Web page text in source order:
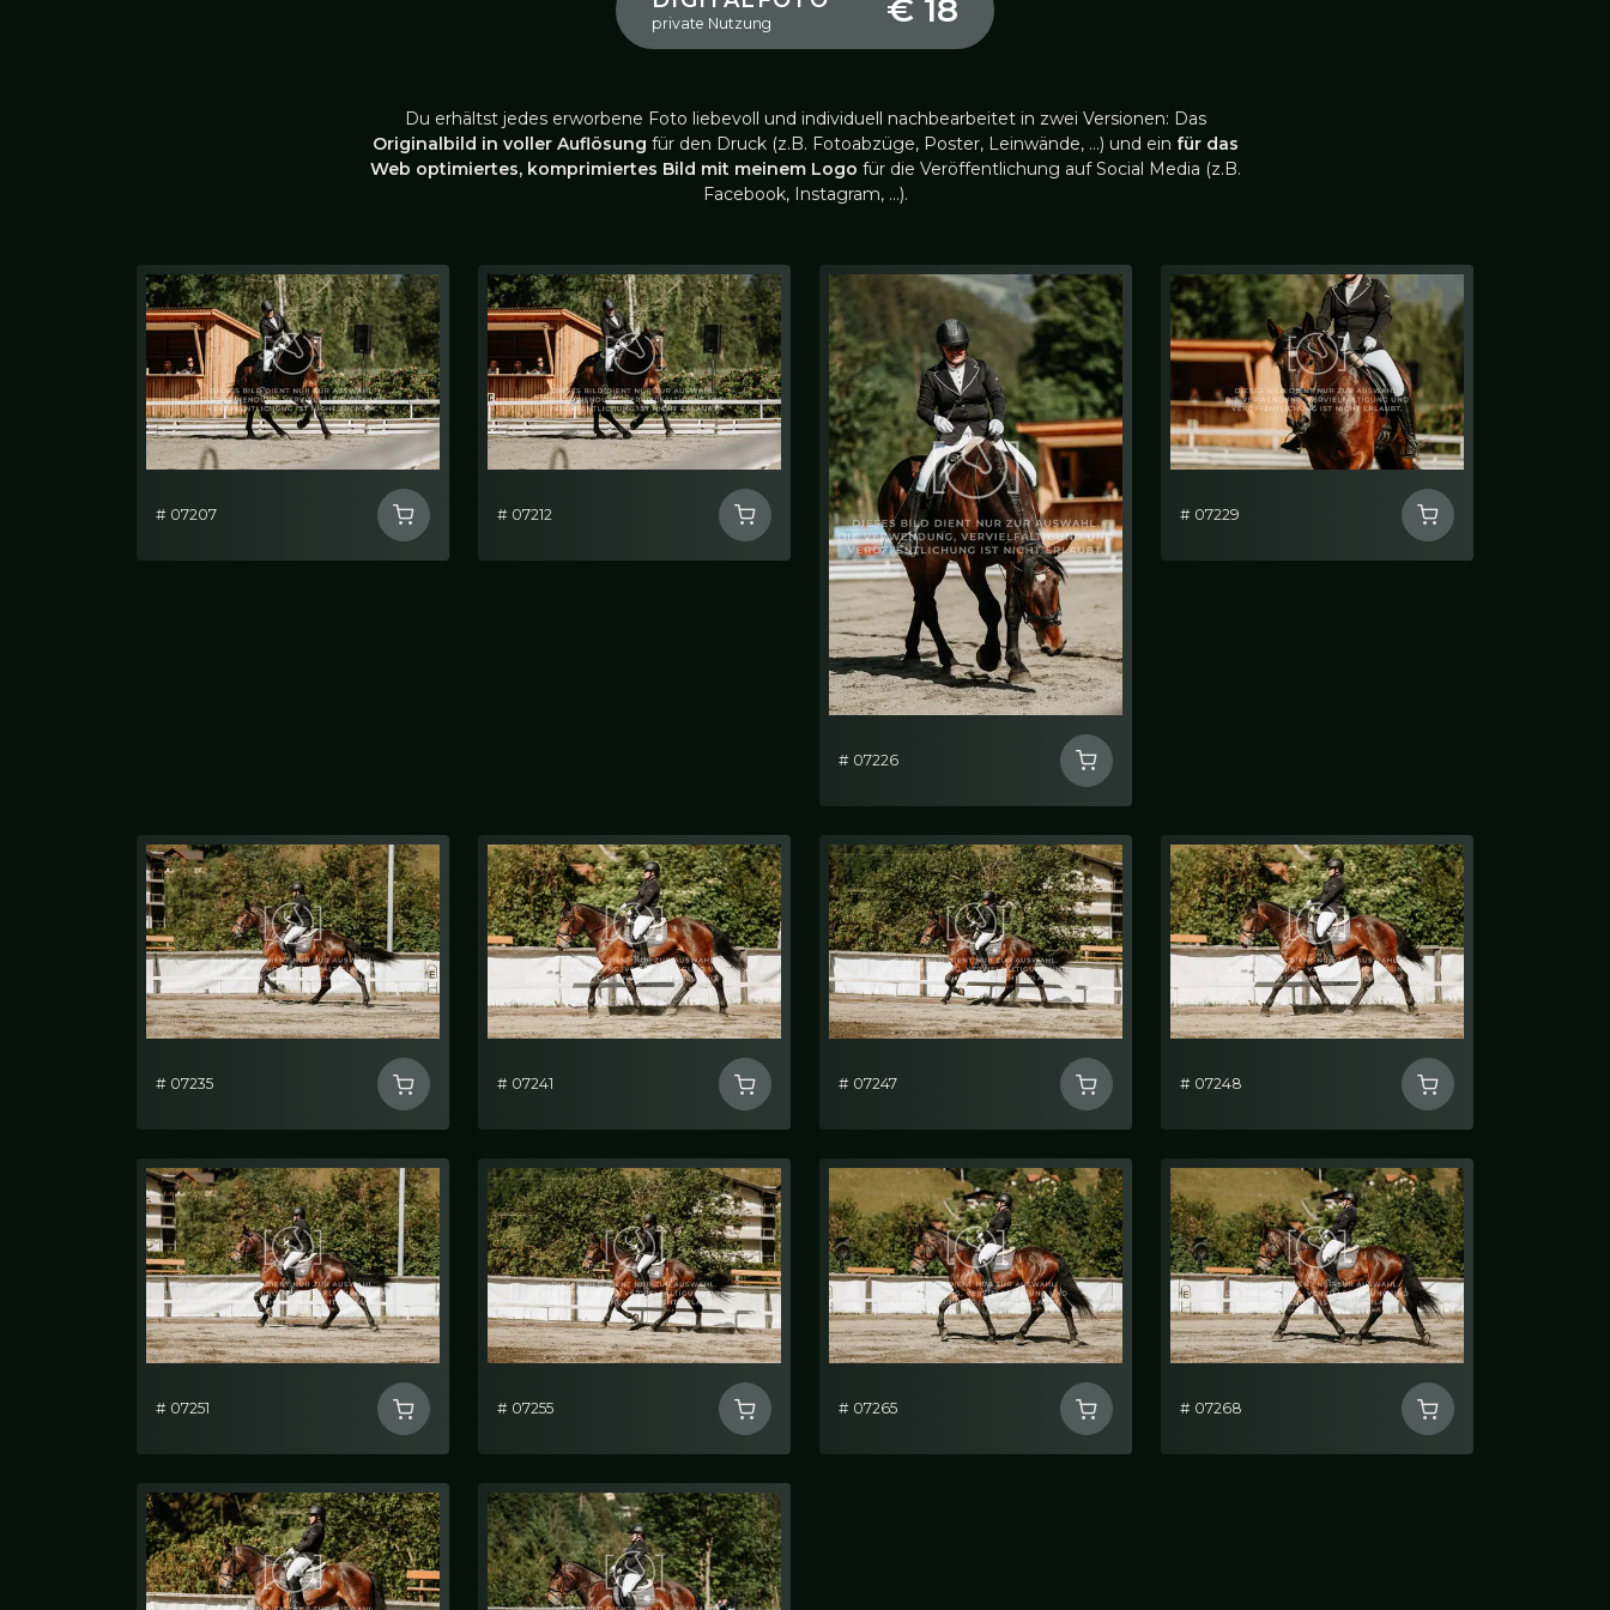
private Nutzung € 18
Du erhältst jedes erworbene Foto liebevoll und individuell nachbearbeitet in zwei Versionen: Das
Originalbild in voller Auflösung für den Druck (z.B. Fotoabzüge, Poster, Leinwände, …) und ein für das
Web optimiertes, komprimiertes Bild mit meinem Logo für die Veröffentlichung auf Social Media (z.B.
Facebook, Instagram, …).
# 07207 # 07212
# 07226
# 07229
# 07235 # 07241 # 07247 # 07248
# 07251 # 07255 # 07265 # 07268